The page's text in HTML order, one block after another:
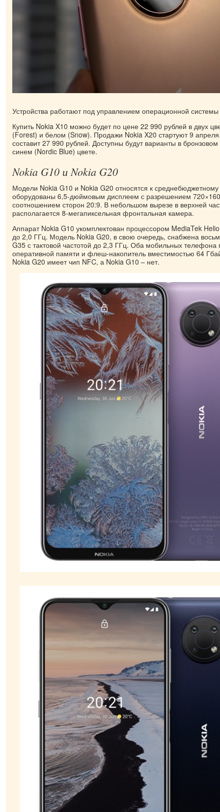
Устройства работают под управлением операционной
Купить Nokia X10 можно будет по цене 22 990 рублей в двух
(Forest) и белом (Snow). Продажи Nokia X20 стартуют 9
составит 27 990 рублей. Доступны будут варианты в
синем (Nordic Blue) цвете.
Nokia G10 и Nokia G20
Модели Nokia G10 и Nokia G20 относятся к среднебюджетному
оборудованы 6,5-дюймовым дисплеем с разрешением
соотношением сторон 20:9. В небольшом вырезе в верхней
располагается 8-мегапиксельная фронтальная камера.
Аппарат Nokia G10 укомплектован процессором MediaTek
до 2,0 ГГц. Модель Nokia G20, в свою очередь, снабжена
G35 с тактовой частотой до 2,3 ГГц. Оба мобильных телефона
оперативной памяти и флеш-накопитель вместимостью 64
Nokia G20 имеет чип NFC, а Nokia G10 – нет.